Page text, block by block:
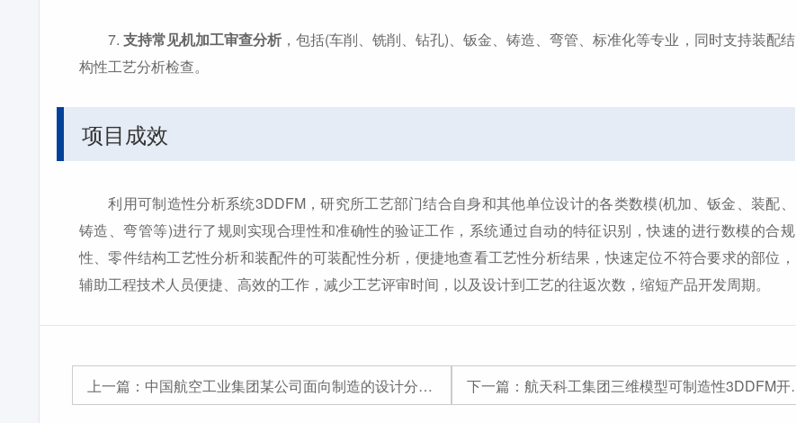
7.支持常见机加工审查分析 ，包括(车削、铣削、钻孔)、钣金、铸造、弯管、标准化等专业，同时支持装配结
构性工艺分析检查。
项目成效
利用可制造性分析系统3DDFM，研究所工艺部门结合自身和其他单位设计的各类数模(机加、钣金、装配、
铸造、弯管等)进行了规则实现合理性和准确性的验证工作，系统通过自动的特征识别，快速的进行数模的合规
性、零件结构工艺性分析和装配件的可装配性分析，便捷地查看工艺性分析结果，快速定位不符合要求的部位，
辅助工程技术人员便捷、高效的工作，减少工艺评审时间，以及设计到工艺的往返次数，缩短产品开发周期。
上一篇： 中国航空工业集团某公司面向制造的设计分析3DDFM项目 下一篇： 航天科工集团三维模型可制造性3DDFM开发项目